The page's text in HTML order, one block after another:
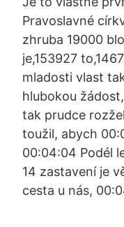
Pravoslavné
zhruba 19000
je,153927
mladosti vlast
hlubokou
tak prudce
toužil, abych
00:04:04 Podél
14 zastavení je
cesta u nás,